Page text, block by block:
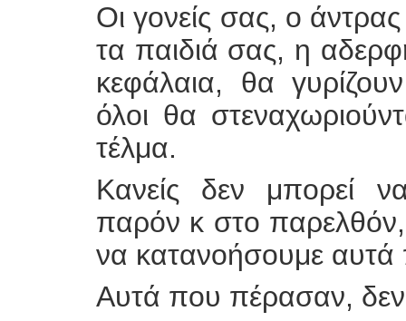
Οι γονείς σας, ο
τα παιδιά σας, η
κεφάλαια, θα
όλοι θα
τέλμα.
Κανείς δεν μπορεί
παρόν κ στο
να κατανοήσουμε
Αυτά που πέρασαν,